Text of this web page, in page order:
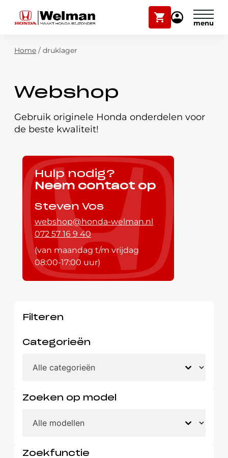
Winkelwagen
Mijn
Modellen
Over ons
Webshop
Contact
Zoekfunctie
Plan onderhoud
Mijn Honda Welman
Home / druklager
Webshop
Gebruik originele Honda onderdelen voor
de beste kwaliteit!
Hulp nodig?
Neem contact op
Steven Vos
webshop@honda-welman.nl
072 57 16 9 40
(van maandag t/m vrijdag
08:00-17:00 uur)
Filteren
Categorieën
Zoeken op model
Zoekfunctie